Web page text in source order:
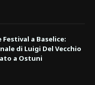
Festival a Baselice:
di Luigi Del Vecchio
a Ostuni